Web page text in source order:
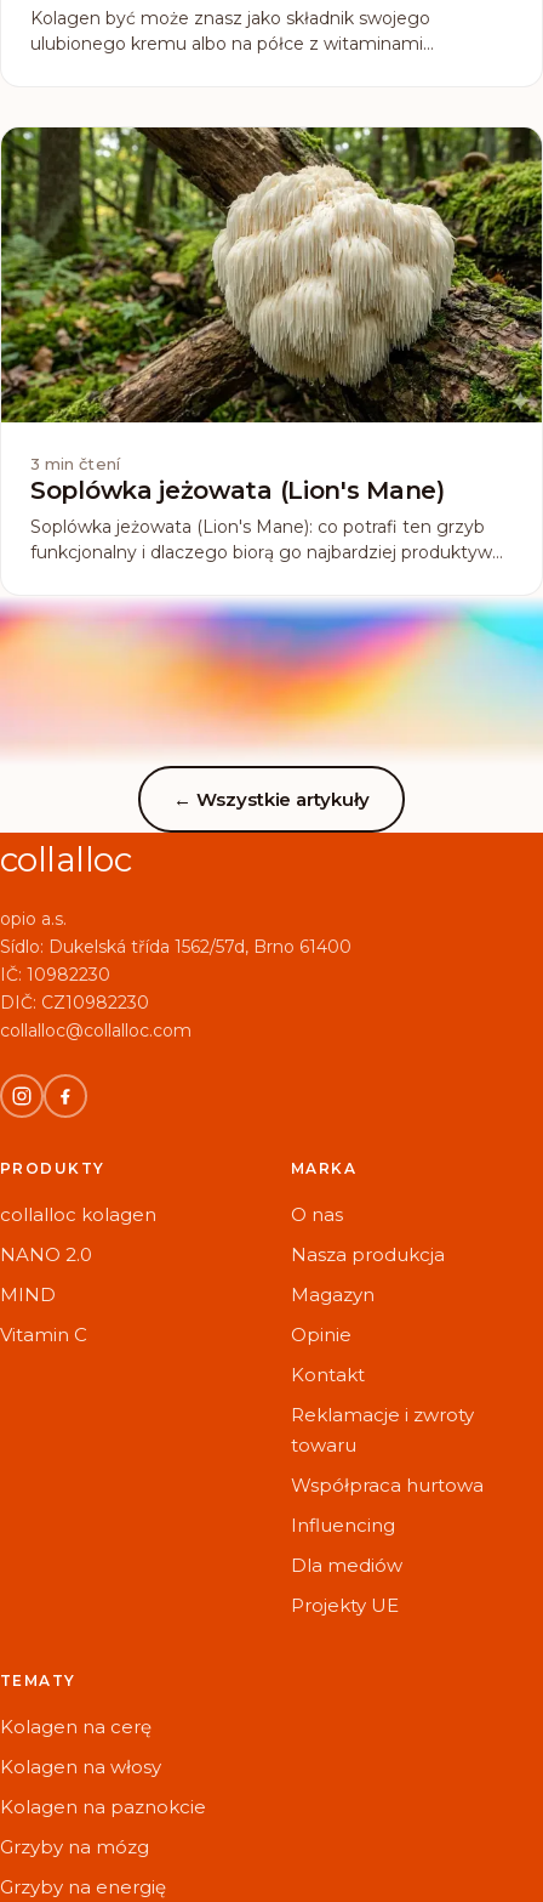
Kolagen być może znasz jako składnik swojego
ulubionego kremu albo na półce z witaminami
3 min čtení
Soplówka jeżowata (Lion's Mane)
Soplówka jeżowata (Lion's Mane): co potrafi ten grzyb
funkcjonalny i dlaczego biorą go najbardziej produktywni
←Wszystkie artykuły
collalloc
opio a.s.
Sídlo: Dukelská třída 1562/57d, Brno 61400
IČ: 10982230
DIČ: CZ10982230
collalloc@collalloc.com
PRODUKTY
collalloc kolagen
NANO 2.0
MIND
Vitamin C
MARKA
O nas
Nasza produkcja
Magazyn
Opinie
Kontakt
Reklamacje i zwroty
towaru
Współpraca hurtowa
Influencing
Dla mediów
Projekty UE
TEMATY
Kolagen na cerę
Kolagen na włosy
Kolagen na paznokcie
Grzyby na mózg
Grzyby na energię